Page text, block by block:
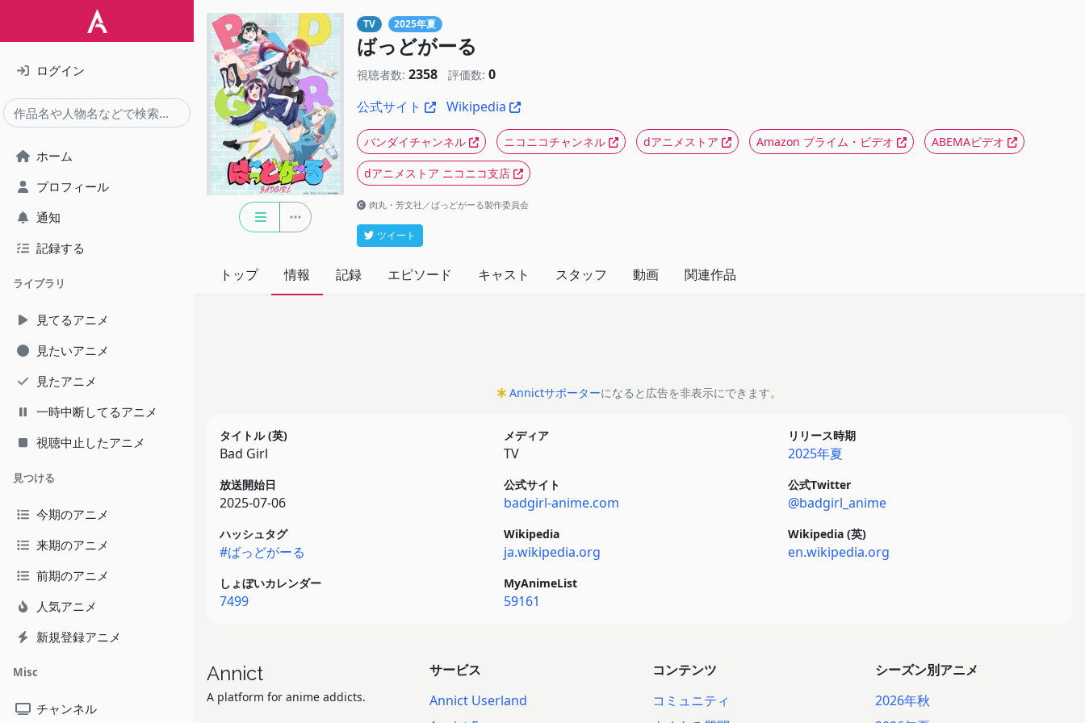
ログイン
ホーム
プロフィール
通知
記録する
ライブラリ
見てるアニメ
見たいアニメ
見たアニメ
一時中断してるアニメ
視聴中止したアニメ
見つける
今期のアニメ
来期のアニメ
前期のアニメ
人気アニメ
新規登録アニメ
Misc
チャンネル
TV 2025年夏
ばっどがーる
視聴者数: 2358 評価数: 0
公式サイト
Wikipedia
バンダイチャンネル ニコニコチャンネル dアニメストア Amazon プライム・ビデオ ABEMAビデオ
dアニメストア ニコニコ支店
肉丸・芳文社／ばっどがーる製作委員会
ツイート
トップ 情報 記録 エピソード キャスト スタッフ 動画 関連作品
Annictサポーターになると広告を非表示にできます。
タイトル (英)
Bad Girl
メディア
TV
リリース時期
2025年夏
放送開始日
2025-07-06
公式サイト
badgirl-anime.com
公式Twitter
@badgirl_anime
ハッシュタグ
#ばっどがーる
Wikipedia
ja.wikipedia.org
Wikipedia (英)
en.wikipedia.org
しょぼいカレンダー
7499
MyAnimeList
59161
Annict
A platform for anime addicts.
サービス
Annict Userland
コンテンツ
コミュニティ
シーズン別アニメ
2026年秋